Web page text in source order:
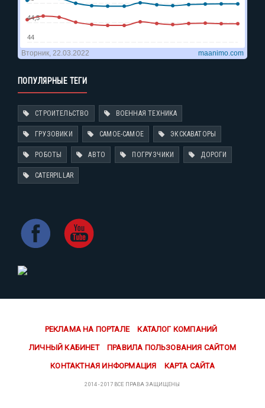
ПОПУЛЯРНЫЕ ТЕГИ
СТРОИТЕЛЬСТВО ВОЕННАЯ ТЕХНИКА
ГРУЗОВИКИ САМОЕ-САМОЕ ЭКСКАВАТОРЫ
РОБОТЫ АВТО ПОГРУЗЧИКИ ДОРОГИ
CATERPILLAR
РЕКЛАМА НА ПОРТАЛЕ КАТАЛОГ КОМПАНИЙ
ЛИЧНЫЙ КАБИНЕТ ПРАВИЛА ПОЛЬЗОВАНИЯ САЙТОМ
КОНТАКТНАЯ ИНФОРМАЦИЯ КАРТА САЙТА
2014 - 2017 ВСЕ ПРАВА ЗАЩИЩЕНЫ